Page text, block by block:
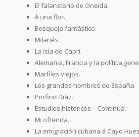
El falansterio de Oneida.
A una flor.
Bosquejo fantástico.
Milanés.
La isla de Capri.
Alemania, Francia y la política
Marfiles viejos.
Los grandes hombres de España
Porfirio Diáz.
Estudios históricos. - Continua.
Mi ofrenda.
La emigración cubana á Cayo